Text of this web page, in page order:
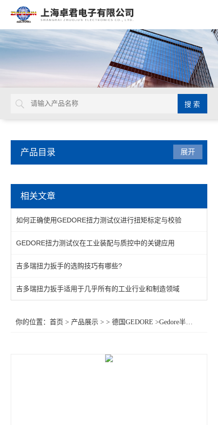
产品目录
延长杆
棘轮头
动态扭矩测试仪
扭力测试仪
接地螺柱扳手
展开
相关文章
如何正确使用GEDORE扭力测试仪进行扭矩标定与校验
GEDORE扭力测试仪在工业装配与质控中的关键应用
吉多瑞扭力扳手的选购技巧有哪些?
吉多瑞扭力扳手适用于几乎所有的工业行业和制造领域
你的位置：首页 > 产品展示 > >德国GEDORE >Gedore半开口梅花扳子头8797半开口梅花扳子头1211587扳子头1211757